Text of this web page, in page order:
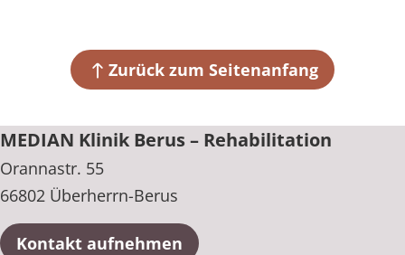
+49 6836 39-0
Zurück zum Seitenanfang
MEDIAN Klinik Berus – Rehabilitation
Orannastr. 55
66802 Überherrn-Berus
Kontakt aufnehmen